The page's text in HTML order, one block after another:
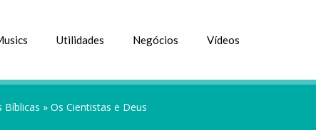
Utilidades Negócios Vídeos
Bíblicas » Os Cientistas e Deus